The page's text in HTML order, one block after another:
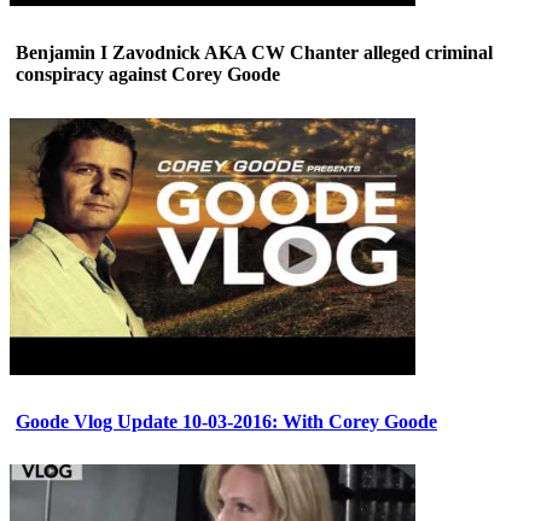
Benjamin I Zavodnick AKA CW Chanter alleged criminal
conspiracy against Corey Goode
Goode Vlog Update 10-03-2016: With Corey Goode